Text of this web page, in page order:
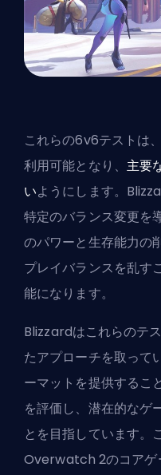
これらの6v6テストは
利用可能となり、 主要
いようにします。
特定のバランス変更を
のパワーと生存能力の
プレイバランスを乱す
能になります。
Blizzardはこれらのテ
たアプローチを取って
ーマットを提供するこ
を評価し、潜在的なゲ
とを目指しています。
Overwatch 2のコアゲ